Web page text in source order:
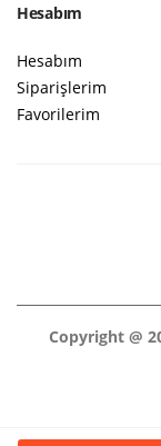
Hesabım
Hesabım
Siparişlerim
Favorilerim
Copyright @